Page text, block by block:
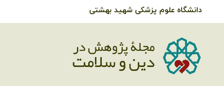
دانشگاه علوم پزشکی شهید بهشتی